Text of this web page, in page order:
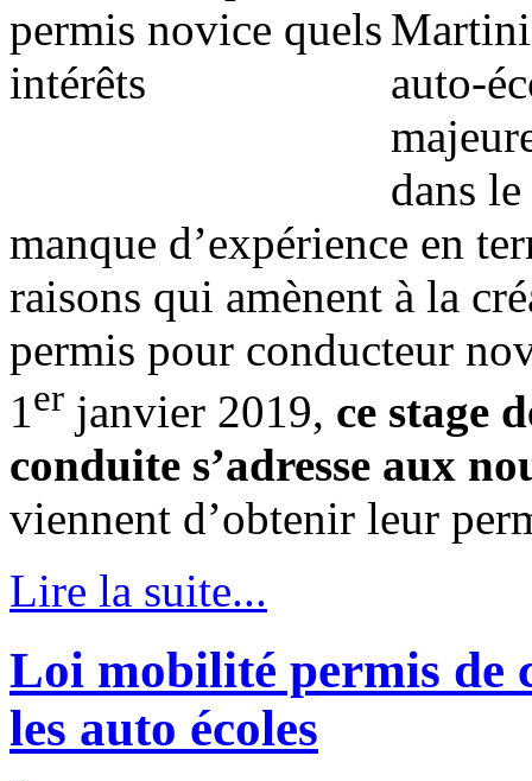
auto-
dans
manque d’expérience en
raisons qui amènent à la
permis pour conducteur
1er janvier 2019, ce stage
conduite s’adresse aux
viennent d’obtenir leur
Lire la suite...
Loi mobilité permis de
les auto écoles